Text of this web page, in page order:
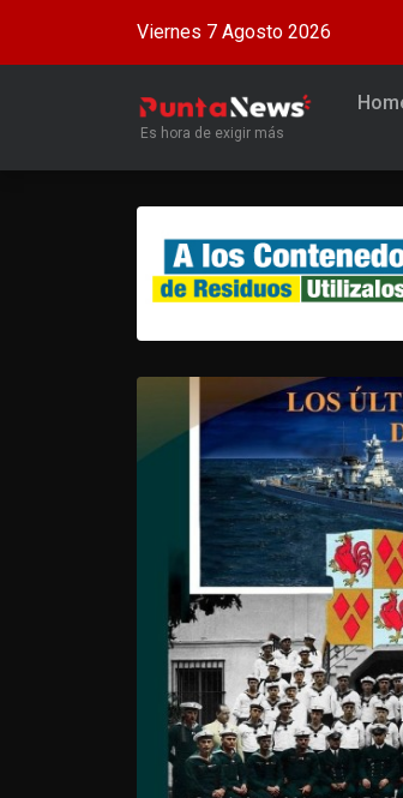
Viernes 7 Agosto 2026
Es hora de exigir más